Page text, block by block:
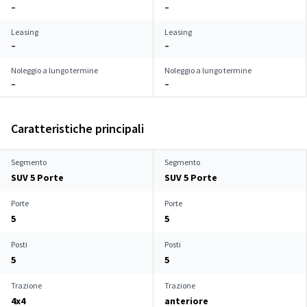
– –
Leasing
–
Leasing
–
Noleggio a lungo termine
–
Noleggio a lungo termine
–
Caratteristiche principali
Segmento
SUV 5 Porte
Segmento
SUV 5 Porte
Porte
5
Porte
5
Posti
5
Posti
5
Trazione
4x4
Trazione
anteriore